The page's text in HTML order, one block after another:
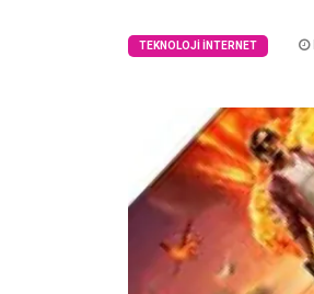
TEKNOLOJI İNTERNET